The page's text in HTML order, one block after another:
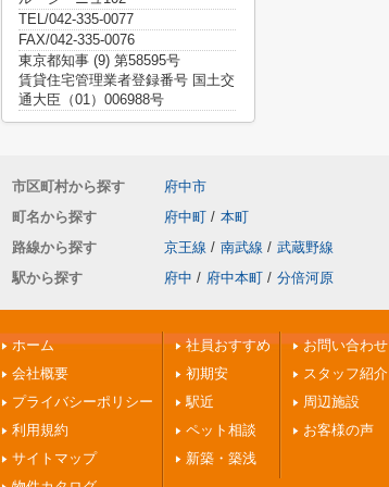
TEL/042-335-0077
FAX/042-335-0076
東京都知事 (9) 第58595号
賃貸住宅管理業者登録番号 国土交
通大臣（01）006988号
市区町村から探す
府中市
町名から探す
府中町 / 本町
路線から探す
京王線 / 南武線 / 武蔵野線
駅から探す
府中 / 府中本町 / 分倍河原
ホーム
会社概要
プライバシーポリシー
利用規約
サイトマップ
社員おすすめ
初期安
駅近
ペット相談
新築・築浅
お問い合わせ
スタッフ紹介
周辺施設
お客様の声